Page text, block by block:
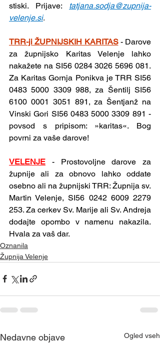
stiski. Prijave: tatjana.sodja@zupnija-
velenje.si.
TRR-ji ŽUPNIJSKIH KARITAS - Darove
za župnijsko Karitas Velenje lahko
nakažete na SI56 0284 3026 5696 081.
Za Karitas Gornja Ponikva je TRR SI56
0483 5000 3309 988, za Šentilj SI56
6100 0001 3051 891, za Šentjanž na
Vinski Gori SI56 0483 5000 3309 891 -
povsod s pripisom: »karitas«. Bog
povrni za vaše darove!
VELENJE -
Prostovoljne darove za
župnije ali za obnovo lahko oddate
osebno ali na župnijski TRR: Župnija sv.
Martin Velenje, SI56 0242 6009 2279
253. Za cerkev Sv. Marije ali Sv. Andreja
dodajte opombo v namenu nakazila.
Hvala za vaš dar.
Oznanila
Župnija Velenje
Nedavne objave Ogled vseh